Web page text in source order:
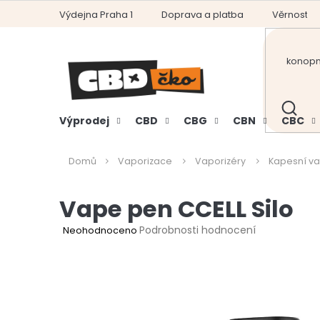
Výdejna Praha 1 Doprava a platba Věrnostní
HLEDAT
Výprodej CBD CBG CBN CBC
Domů Vaporizace Vaporizéry Kapesní
Vape pen CCELL Silo
Průměrné
Neohodnoceno Podrobnosti hodnocení